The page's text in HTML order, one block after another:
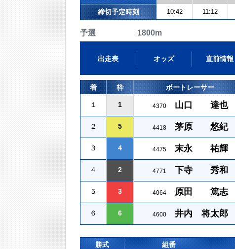
締切予定時刻 10:42 11:12
予選 1800m
出走表 オッズ 直前情報
着 枠 ボートレーサー
１ 1 4370 山口 達也
２ 5 4418 茅原 悠紀
３ 4 4475 末永 祐輝
４ 2 4771 下寺 秀和
５ 3 4064 原田 篤志
６ 6 4600 井内 将太郎
勝式 組番